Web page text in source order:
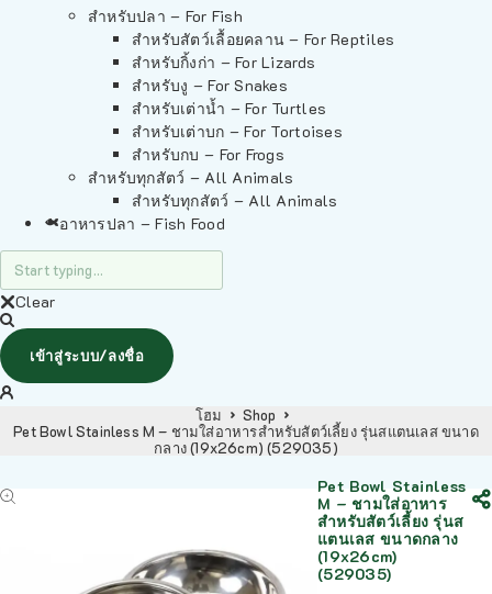
สำหรับปลา – For Fish
สำหรับสัตว์เลื้อยคลาน – For Reptiles
สำหรับกิ้งก่า – For Lizards
สำหรับงู – For Snakes
สำหรับเต่าน้ำ – For Turtles
สำหรับเต่าบก – For Tortoises
สำหรับกบ – For Frogs
สำหรับทุกสัตว์ – All Animals
สำหรับทุกสัตว์ – All Animals
อาหารปลา – Fish Food
Clear
เข้าสู่ระบบ/ลงชื่อ
โฮม
Shop
Pet Bowl Stainless M – ชามใส่อาหารสำหรับสัตว์เลี้ยง รุ่นสแตนเลส ขนาด
กลาง (19x26cm) (529035)
Pet Bowl Stainless
M – ชามใส่อาหาร
สำหรับสัตว์เลี้ยง รุ่นส
แตนเลส ขนาดกลาง
(19x26cm)
(529035)